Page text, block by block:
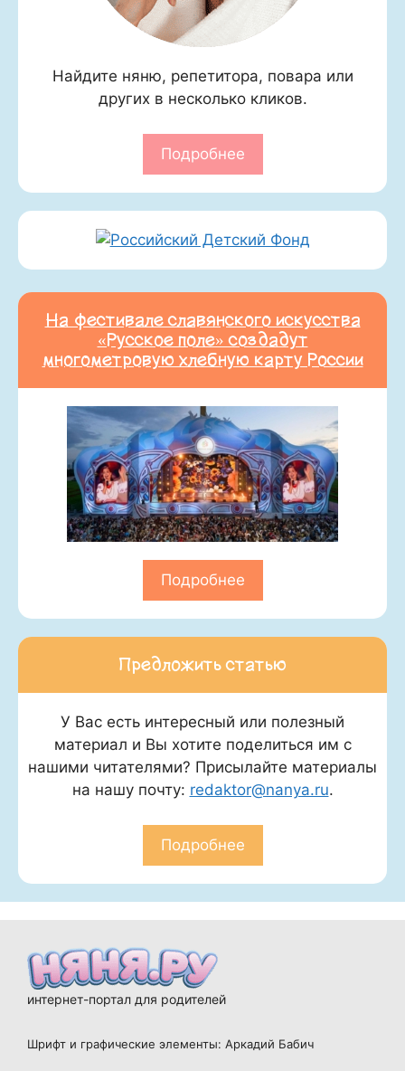
Найдите няню, репетитора, повара или
других в несколько кликов.
Подробнее
На фестивале славянского искусства
«Русское поле» создадут
многометровую хлебную карту России
Подробнее
Предложить статью
У Вас есть интересный или полезный
материал и Вы хотите поделиться им с
нашими читателями? Присылайте материалы
на нашу почту: redaktor@nanya.ru.
Подробнее
интернет-портал для родителей
Шрифт и графические элементы: Аркадий Бабич